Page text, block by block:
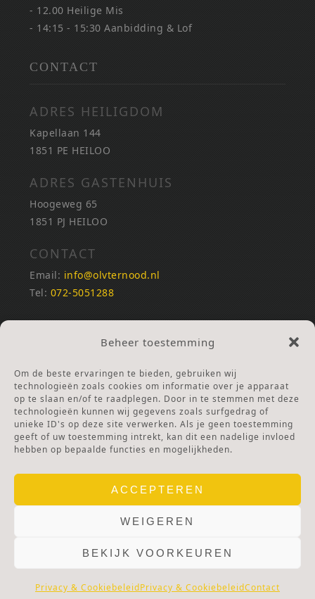
Beheer toestemming
Om de beste ervaringen te bieden, gebruiken wij
technologieën zoals cookies om informatie over je apparaat
op te slaan en/of te raadplegen. Door in te stemmen met deze
technologieën kunnen wij gegevens zoals surfgedrag of
unieke ID's op deze site verwerken. Als je geen toestemming
geeft of uw toestemming intrekt, kan dit een nadelige invloed
hebben op bepaalde functies en mogelijkheden.
ACCEPTEREN
WEIGEREN
BEKIJK VOORKEUREN
Privacy & CookiebeleidPrivacy & CookiebeleidContact
- 12.00 Heilige Mis
- 14:15 - 15:30 Aanbidding & Lof
CONTACT
ADRES HEILIGDOM
Kapellaan 144
1851 PE HEILOO
ADRES GASTENHUIS
Hoogeweg 65
1851 PJ HEILOO
CONTACT
Email: info@olvternood.nl
Tel: 072-5051288
REKENINGNUMMERS
NL25INGB0000672168
Ga naar Doneren
ANBI Stichting
RSIN nummer:002832987
© 2025 OLV TER NOOD. WEBSITE. PRIVACY & COOKIES.
DISCLAIMER. AVG PROTOCOL.